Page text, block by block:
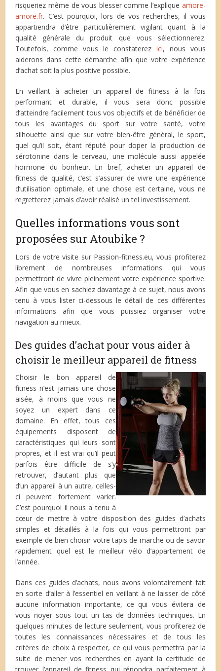
risqueriez même de vous blesser comme l’explique amore-
amore.fr. C’est pourquoi, lors de vos recherches, il vous
appartiendra d’être particulièrement vigilant quant à la
qualité générale du produit que vous sélectionnerez.
Toutefois, comme vous le constaterez ici, nous vous
aiderons dans cette démarche afin que votre expérience
d’achat soit la plus positive possible.
En veillant à acheter un appareil de fitness à la fois
performant et durable, il vous sera donc possible
d’atteindre facilement tous vos objectifs et de bénéficier de
tous les avantages du sport sur votre santé, votre
silhouette ainsi que sur votre bien-être général, le sport,
quel qu’il soit, étant réputé pour doper la production de
sérotonine dans le cerveau, une molécule aussi appelée
hormone du bonheur. En bref, acheter un appareil de
fitness de qualité, c’est s’assurer de vivre une expérience
d’utilisation optimale, et une chose est certaine, vous ne
regretterez jamais d’avoir réalisé un tel investissement.
Quelles informations vous sont
proposées sur Atoubike ?
Lors de votre visite sur Passion-fitness.eu, vous profiterez
librement de nombreuses informations qui vous
permettront de vivre pleinement votre expérience sportive.
Afin que vous en sachiez davantage à ce sujet, nous avons
tenu à vous lister ci-dessous le détail de ces différentes
informations afin que vous puissiez organiser votre
navigation au mieux.
Des guides d’achat pour vous aider à
choisir le meilleur appareil de fitness
Choisir le bon appareil de
fitness n’est jamais une chose
aisée, à moins que vous ne
soyez un expert dans ce
domaine. En effet, tous ces
équipements disposent de
caractéristiques qui leurs sont
propres, et il est vrai qu’il peut
parfois être difficile de s’y
retrouver, d’autant plus que
d’un appareil à un autre, celles-
ci peuvent fortement varier.
C’est pourquoi il nous a tenu à
cœur de mettre à votre disposition des guides d’achats
simples et détaillés à la fois qui vous permettront par
exemple de bien choisir votre tapis de marche ou de savoir
rapidement quel est le meilleur vélo d’appartement de
l’année.
Dans ces guides d’achats, nous avons volontairement fait
en sorte d’aller à l’essentiel en veillant à ne laisser de côté
aucune information importante, ce qui vous évitera de
vous noyer sous tout un tas de données techniques. En
quelques minutes de lecture seulement, vous profiterez de
toutes les connaissances nécessaires et de tous les
critères de choix à respecter, ce qui vous permettra par la
suite de mener vos recherches en ayant la certitude de